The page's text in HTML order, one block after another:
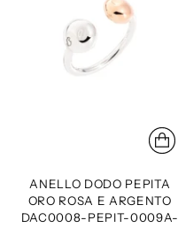
ANELLO DODO PEPITA
ORO ROSA E ARGENTO
DAC0008-PEPIT-0009A-